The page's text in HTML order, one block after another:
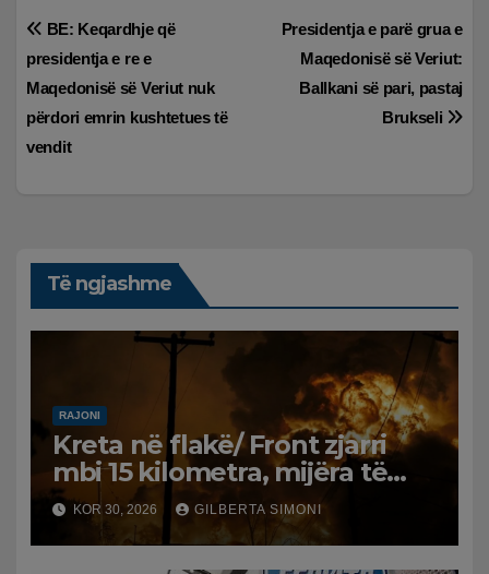
Lëvizje
te
postimet
Presidentja e parë grua e
Maqedonisë së Veriut:
Ballkani së pari, pastaj
Brukseli
BE: Keqardhje që
presidentja e re e
Maqedonisë së Veriut nuk
përdori emrin kushtetues të
vendit
Të ngjashme
RAJONI
Kreta në flakë/ Front zjarri
mbi 15 kilometra, mijëra të
evakuuar dhe tre zjarrfikës të
vdekur. Erërat favorizojnë
përhapjen
KOR 30, 2026 GILBERTA SIMONI